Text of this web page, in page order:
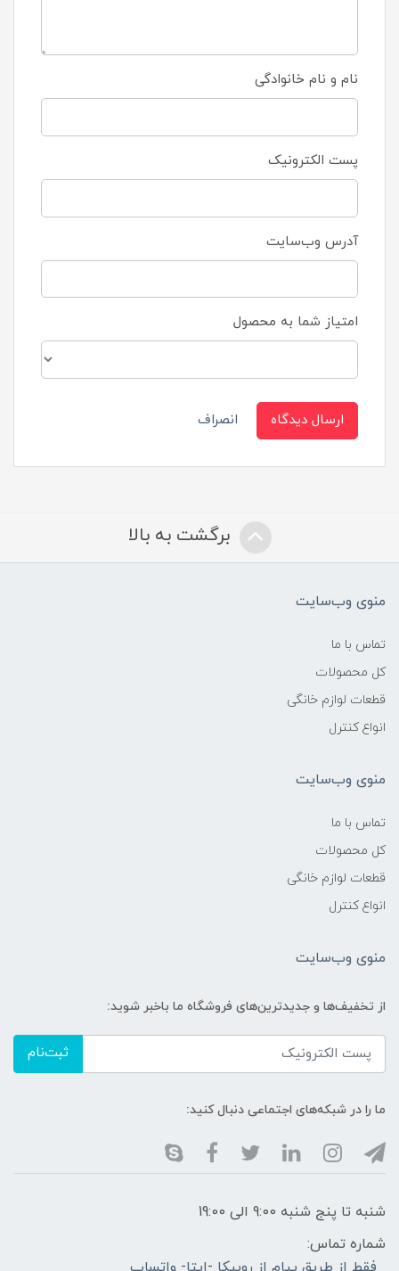
نام و نام خانوادگی
پست الکترونیک
آدرس وب‌سایت
امتیاز شما به محصول
ارسال دیدگاه انصراف
برگشت به بالا
منوی وب‌سایت
تماس با ما
کل محصولات
قطعات لوازم خانگی
انواع کنترل
منوی وب‌سایت
تماس با ما
کل محصولات
قطعات لوازم خانگی
انواع کنترل
منوی وب‌سایت
از تخفیف‌ها و جدیدترین‌های فروشگاه ما باخبر شوید:
ثبت‌نام
ما را در شبکه‌های اجتماعی دنبال کنید:
شنبه تا پنج شنبه 9:00 الی 19:00
شماره تماس: